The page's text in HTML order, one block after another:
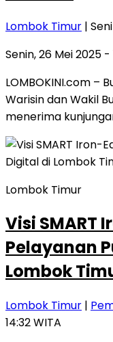
Lombok Timur |
Senin, 26 Mei 2025 -
LOMBOKINI.com –
Warisin dan Wakil
menerima
Lombok Timur
Visi SMART
Pelayanan
Lombok
Lombok Timur |
14:32 WITA